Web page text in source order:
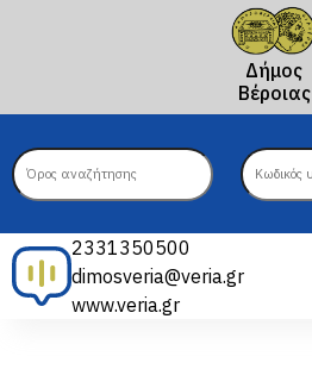
Δήμος
Βέροιας
2331350500
dimosveria@veria.gr
www.veria.gr